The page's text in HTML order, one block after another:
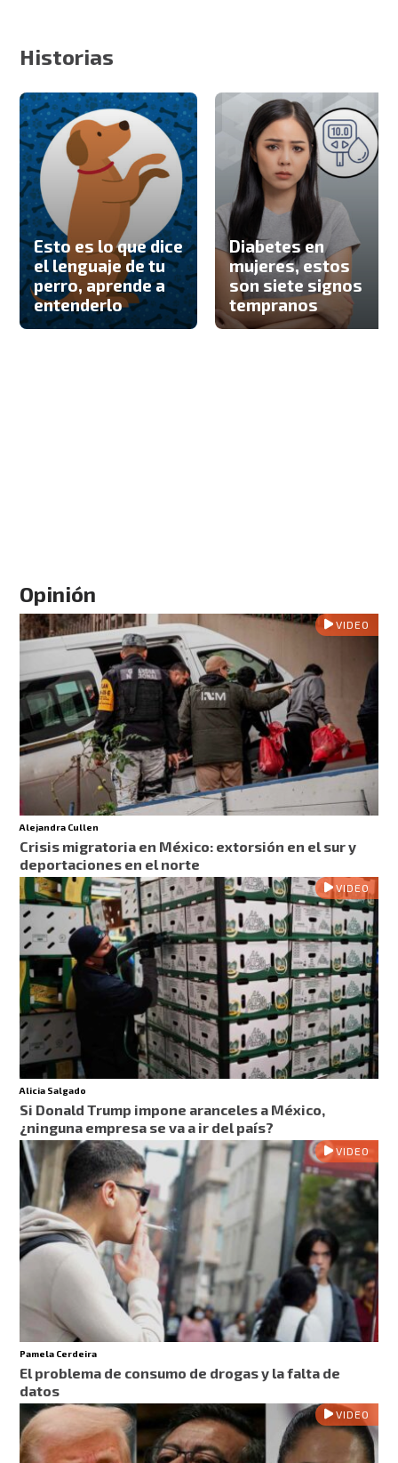
Historias
Esto es lo que dice
el lenguaje de tu
perro, aprende a
entenderlo
Diabetes en
mujeres, estos
son siete signos
tempranos
Opinión
VIDEO
Alejandra Cullen
Crisis migratoria en México: extorsión en el sur y
deportaciones en el norte
VIDEO
Alicia Salgado
Si Donald Trump impone aranceles a México,
¿ninguna empresa se va a ir del país?
VIDEO
Pamela Cerdeira
El problema de consumo de drogas y la falta de
datos
VIDEO